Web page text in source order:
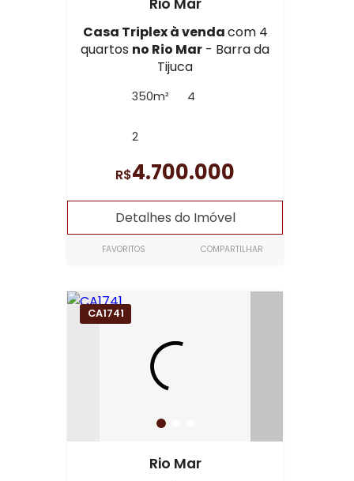
Rio Mar
Casa Triplex à vendacom 4
quartos no Rio Mar - Barra da
Tijuca
350m² 4
2
R$4.700.000
Detalhes do Imóvel
FAVORITOS COMPARTILHAR
CA1741
Rio Mar